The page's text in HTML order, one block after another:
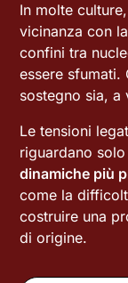
In molte
vicinanza con
confini tra
essere sfumati.
sostegno sia,
Le tensioni
riguardano
dinamiche più
come la
costruire una
di origine.